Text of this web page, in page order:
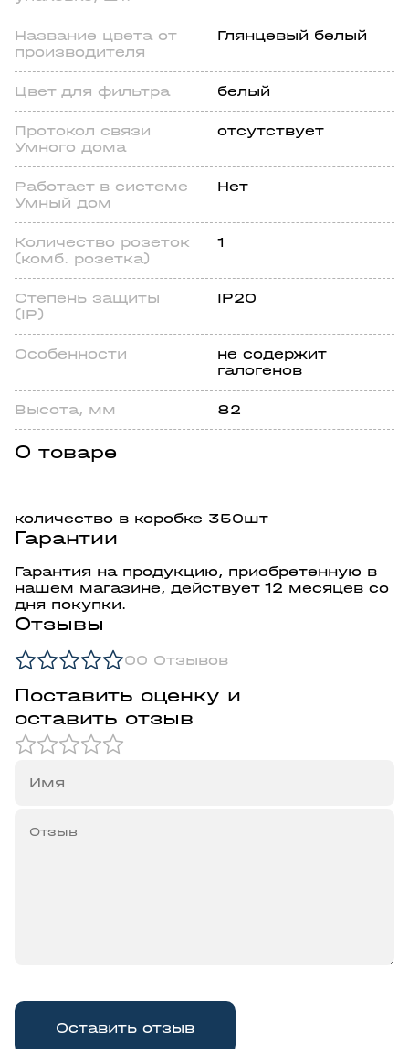
Название цвета от
производителя
Глянцевый белый
Цвет для фильтра белый
Протокол связи
Умного дома
отсутствует
Работает в системе
Умный дом
Нет
Количество розеток
(комб. розетка)
1
Степень защиты
(IP)
IP20
Особенности
не содержит
галогенов
Высота, мм 82
О товаре
количество в коробке 350шт
Гарантии
Гарантия на продукцию, приобретенную в
нашем магазине, действует 12 месяцев со
дня покупки.
Отзывы
00 Отзывов
Поставить оценку и
оставить отзыв
Оставить отзыв